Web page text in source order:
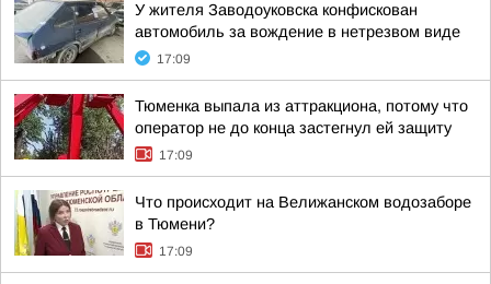
У жителя Заводоуковска конфискован
автомобиль за вождение в нетрезвом виде
17:09
Тюменка выпала из аттракциона, потому что
оператор не до конца застегнул ей защиту
17:09
Что происходит на Велижанском водозаборе
в Тюмени?
17:09